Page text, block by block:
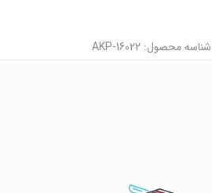
شناسه محصول: AKP-16022